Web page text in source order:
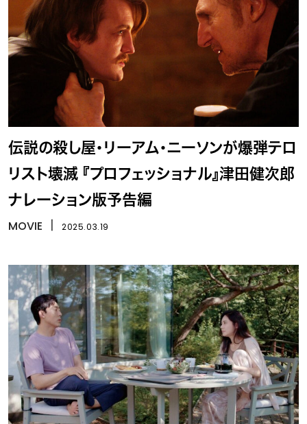
伝説の殺し屋・リーアム・ニーソンが爆弾テロ
リスト壊滅 『プロフェッショナル』津田健次郎
ナレーション版予告編
MOVIE 2025.03.19